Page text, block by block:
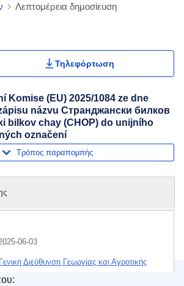
Λεπτομέρεια δημοσίευση
Actions Portlet
Τηλεφόρτωση
Komise (EU) 2025/1084 ze dne
názvu Странджански билков
bilkov chay (CHOP) do unijního
označení
Τρόπος παραπομπής
06-03
Γενική Διεύθυνση Γεωργίας και Αγροτικής
Επιτροπή